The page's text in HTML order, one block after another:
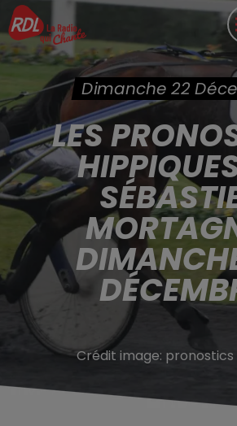
Dimanche 22
LES
Crédit image: